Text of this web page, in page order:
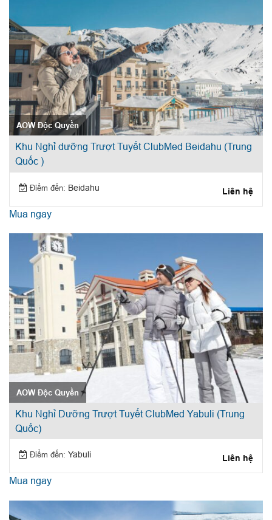
AOW Độc Quyền
Khu Nghỉ dưỡng Trượt Tuyết ClubMed Beidahu (Trung
Quốc )
Điểm đến: Beidahu Liên hệ
Mua ngay
AOW Độc Quyền
Khu Nghỉ Dưỡng Trượt Tuyết ClubMed Yabuli (Trung
Quốc)
Điểm đến: Yabuli Liên hệ
Mua ngay